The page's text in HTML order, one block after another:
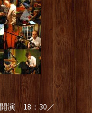
演 18：30／